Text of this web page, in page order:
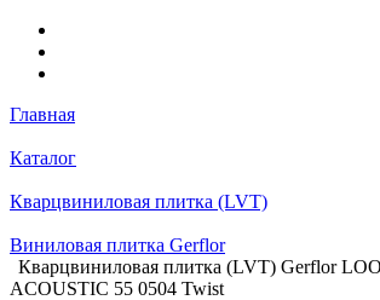
Главная
Каталог
Кварцвиниловая плитка (LVT)
Виниловая плитка Gerflor
Кварцвиниловая плитка (LVT) Gerflor
ACOUSTIC 55 0504 Twist